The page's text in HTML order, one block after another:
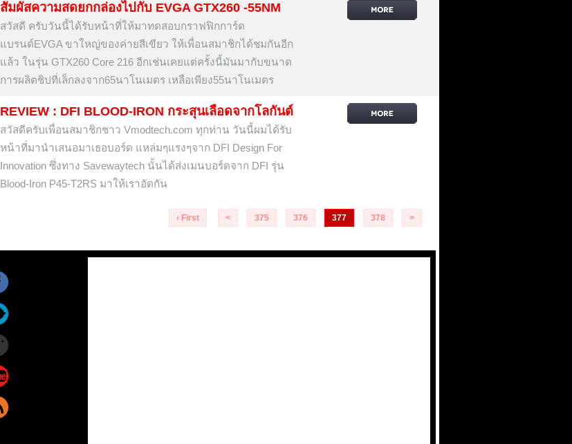
สัมผัสความสดยกกล่องไปกับ EVGA GTX260 -55NM
สวัสดี ครับวันนี้ได้รับหน้าที่ให้มาทดสอบกราฟฟิกการ์ด
แบรนด์EVGA ขาใหญ่ของค่ายสีเขียว ให้เพื่อนสมาชิกได้ชมกันอีก
แล้ว ในรุ่น GTX260 Core 216 อีกเช่นเคยแต่ครั้งนี้มันมากับขนาด
การผลิตชิปที่เล็กลงจาก65นาโนเมตร เหลือเพียง55นาโนเมตร
REVIEW : DFI BLOOD-IRON กระสุนเลือดจากโลกันต์
สวัสดีครับเพื่อนสมาชิกชาว Vmodtech.com ทุกท่าน วันนี้ผมได้รับ
หน้าที่มานำเสนอมาเธอบอร์ด แหล่มๆแรงๆจาก DFI Design For
Innovation ซึ่งทาง Savewaytech นั้นได้ส่งเมนบอร์ดจาก DFI รุ่น
Blood-Iron P45-T2RS มาให้เราอัดกัน
‹ First < 375 376 377 378 >